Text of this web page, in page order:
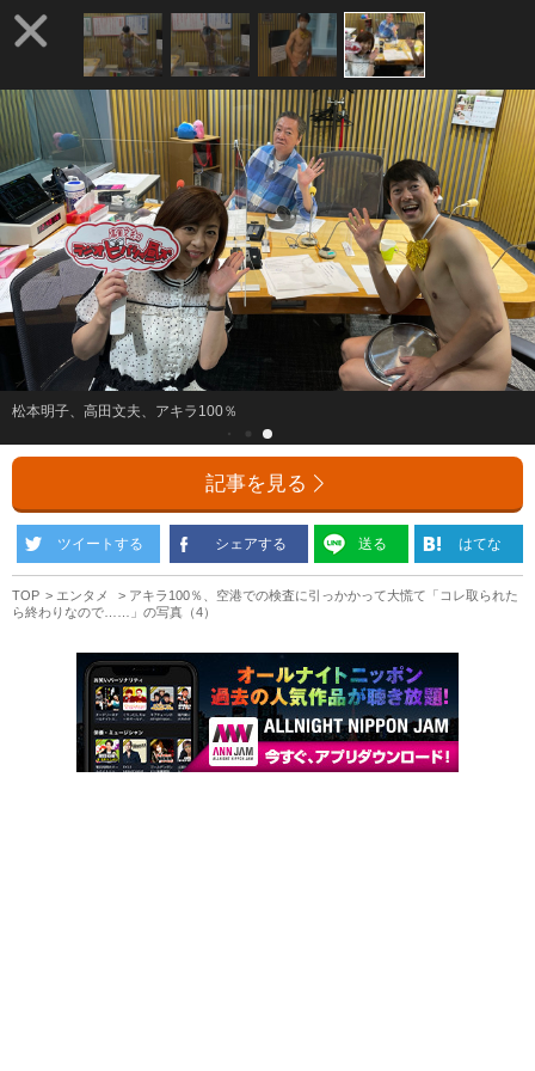
松本明子、高田文夫、アキラ100％
記事を見る
ツイートする シェアする 送る はてな
TOP エンタメ
アキラ100％、空港での検査に引っかかって大慌て「コレ取られた
ら終わりなので……」の写真（4）